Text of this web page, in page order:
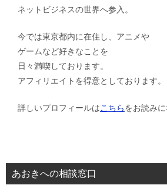
ネットビジネスの世界へ参入。
今では東京都内に在住し、アニメや
ゲームなど好きなことを
日々満喫しております。
アフィリエイトを得意としております。
詳しいプロフィールはこちらをお読みに
あおきへの相談窓口